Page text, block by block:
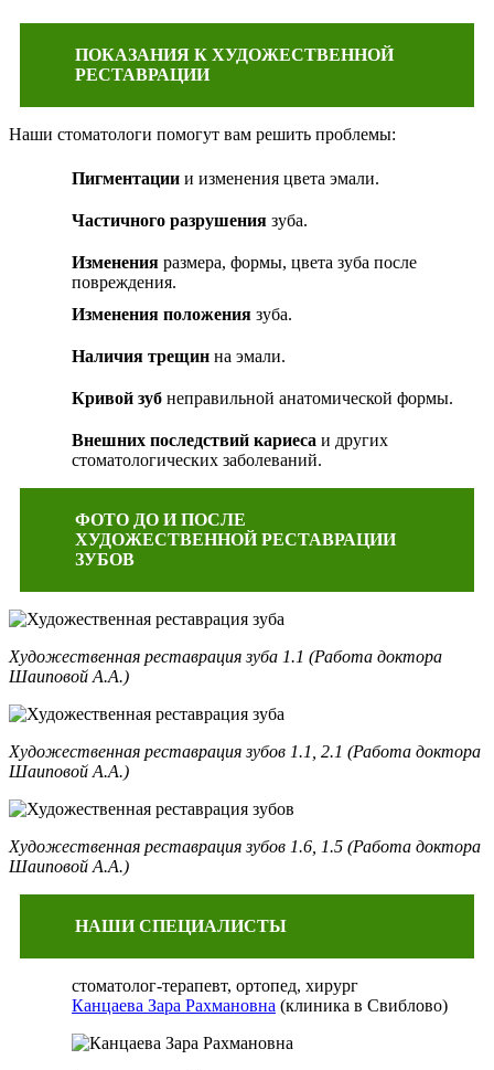
ПОКАЗАНИЯ К ХУДОЖЕСТВЕННОЙ
РЕСТАВРАЦИИ
Наши стоматологи помогут вам решить проблемы:
Пигментации и изменения цвета эмали.
Частичного разрушения зуба.
Изменения размера, формы, цвета зуба после
повреждения.
Изменения положения зуба.
Наличия трещин на эмали.
Кривой зуб неправильной анатомической формы.
Внешних последствий кариеса и других
стоматологических заболеваний.
ФОТО ДО И ПОСЛЕ
ХУДОЖЕСТВЕННОЙ РЕСТАВРАЦИИ
ЗУБОВ
Художественная реставрация зуба 1.1 (Работа доктора
Шаиповой А.А.)
Художественная реставрация зубов 1.1, 2.1 (Работа доктора
Шаиповой А.А.)
Художественная реставрация зубов 1.6, 1.5 (Работа доктора
Шаиповой А.А.)
НАШИ СПЕЦИАЛИСТЫ
стоматолог-терапевт, ортопед, хирург
Канцаева Зара Рахмановна (клиника в Свиблово)